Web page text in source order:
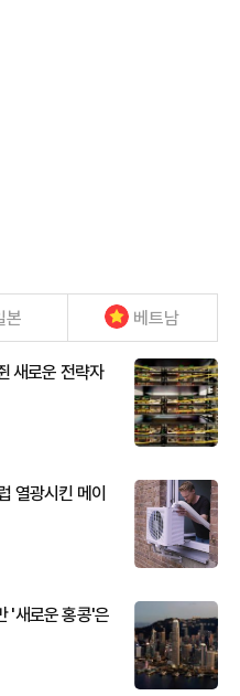
본 베트남
새로운 전략자
열광시킨 메이
'새로운 홍콩'은